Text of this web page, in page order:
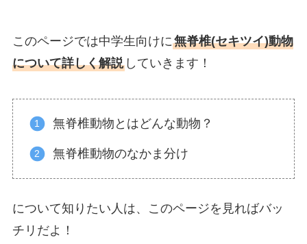
このページでは中学生向けに無脊椎(セキツイ)動物
について詳しく解説していきます！
無脊椎動物とはどんな動物？
無脊椎動物のなかま分け
について知りたい人は、このページを見ればバッ
チリだよ！